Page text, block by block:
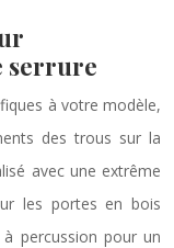
serrure
à votre modèle,
des trous sur la
avec une extrême
les portes en bois
percussion pour un